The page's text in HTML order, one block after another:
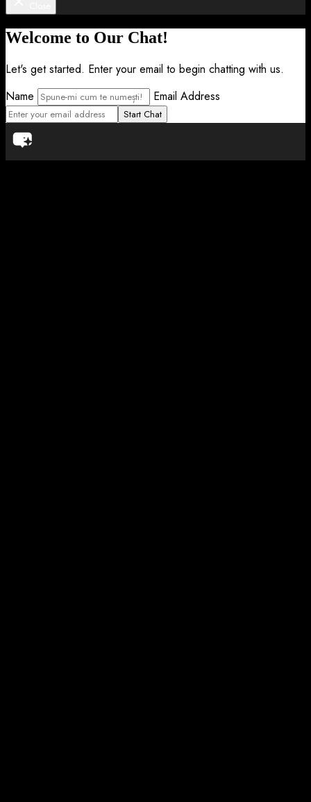
Welcome to Our Chat!
Let's get started. Enter your email to begin chatting with us.
Name
Email Address
Start Chat